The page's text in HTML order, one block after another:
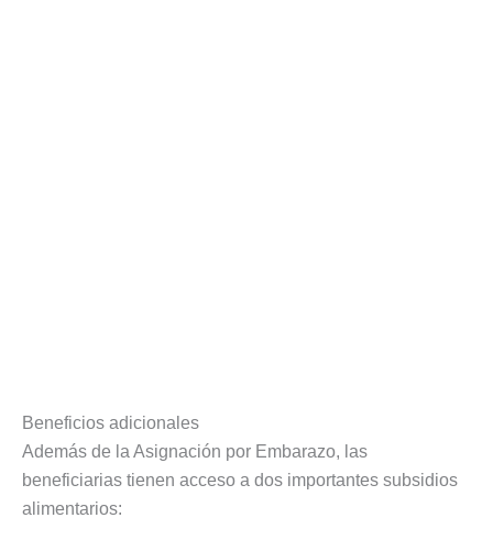
Beneficios adicionales
Además de la Asignación por Embarazo, las
beneficiarias tienen acceso a dos importantes subsidios
alimentarios: